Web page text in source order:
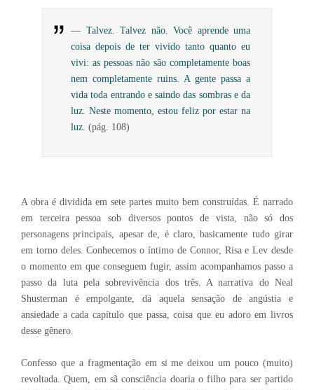
— Talvez. Talvez não. Você aprende uma
coisa depois de ter vivido tanto quanto eu
vivi: as pessoas não são completamente boas
nem completamente ruins. A gente passa a
vida toda entrando e saindo das sombras e da
luz. Neste momento, estou feliz por estar na
luz. (pág. 108)
A obra é dividida em sete partes muito bem construídas. É narrado
em terceira pessoa sob diversos pontos de vista, não só dos
personagens principais, apesar de, é claro, basicamente tudo girar
em torno deles. Conhecemos o íntimo de Connor, Risa e Lev desde
o momento em que conseguem fugir, assim acompanhamos passo a
passo da luta pela sobrevivência dos três. A narrativa do Neal
Shusterman é empolgante, dá aquela sensação de angústia e
ansiedade a cada capítulo que passa, coisa que eu adoro em livros
desse gênero.
Confesso que a fragmentação em si me deixou um pouco (muito)
revoltada. Quem, em sã consciência doaria o filho para ser partido